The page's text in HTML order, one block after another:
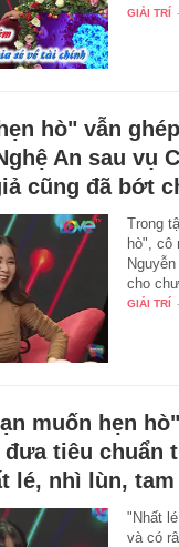
và…
GIẢI TRÍ -
hò" vẫn
An sau vụ
cũng đã bớt
Trong
hò", cô
cho
GIẢI TRÍ -
muốn hẹn
tiêu chuẩn
lé, nhì lùn,
"Nhất
và có